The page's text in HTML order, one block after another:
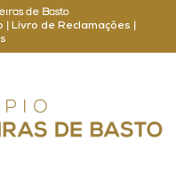
de Basto
Livro de Reclamações